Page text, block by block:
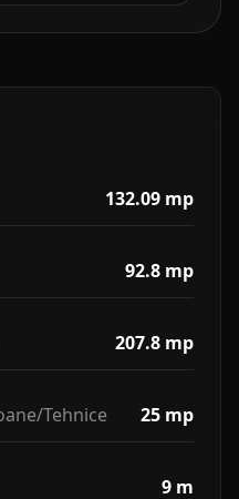
132.09 mp
92.8 mp
207.8 mp
Tehnice 25 mp
9 m